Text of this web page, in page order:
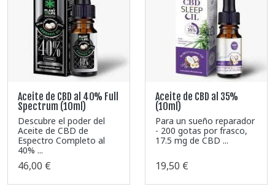
Aceite de CBD al 40% Full
Spectrum (10ml)
Descubre el poder del
Aceite de CBD de
Espectro Completo al
40% ...
46,00 €
Aceite de CBD al 35%
(10ml)
Para un sueño reparador
- 200 gotas por frasco,
17.5 mg de CBD ...
19,50 €